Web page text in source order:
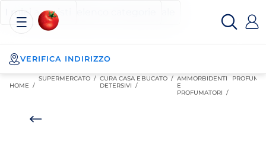
Posizionati sul contenuto principale
Posizionati sull'elenco categorie
I miei acquisti
Esselunga
Spesa
Online
VERIFICA INDIRIZZO
HOME /
SUPERMERCATO / CURA CASA E
DETERSIVI /
BUCATO / AMMORBIDENTI
E
PROFUMATORI /